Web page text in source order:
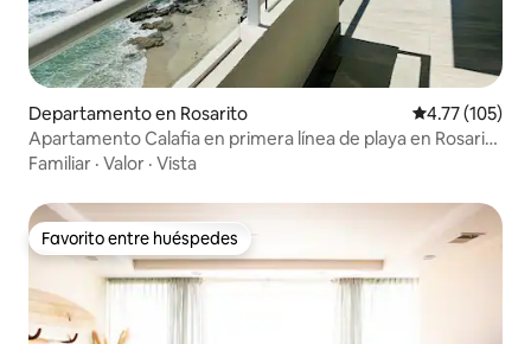
Departamento en Rosarito Calificación
4.77 (105)
Apartamento Calafia en primera línea de playa en Rosarito
con vistas al mar
Familiar · Valor · Vista
Favorito entre huéspedes
Favorito entre huéspedes